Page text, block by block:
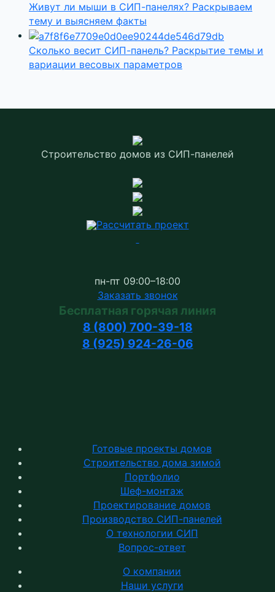
Живут ли мыши в СИП-панелях? Раскрываем
тему и выясняем факты
Сколько весит СИП-панель? Раскрытие темы и
вариации весовых параметров
Строительство домов из СИП-панелей
Рассчитать проект
пн-пт 09:00–18:00
Заказать звонок
Бесплатная горячая линия
8 (800) 700-39-18
8 (925) 924-26-06
Готовые проекты домов
Строительство дома зимой
Портфолио
Шеф-монтаж
Проектирование домов
Производство СИП-панелей
О технологии СИП
Вопрос-ответ
О компании
Наши услуги